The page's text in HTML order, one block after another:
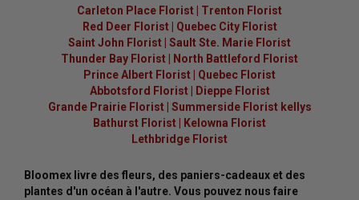
Carleton Place Florist
Trenton Florist
Red Deer Florist| Quebec City Florist
Saint John Florist Sault Ste. Marie Florist
Thunder Bay Florist
North Battleford Florist
Prince Albert Florist
Quebec Florist
Abbotsford Florist|
Dieppe Florist
Grande Prairie Florist| Summerside Florist kellys
Bathurst Florist
Kelowna Florist
Lethbridge Florist
Bloomex livre des fleurs, des paniers-cadeaux et des
plantes d'un océan à l'autre. Vous pouvez nous faire